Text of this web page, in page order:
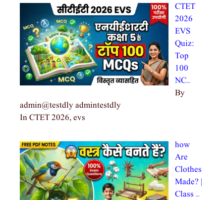
CTET
2026
EVS
Quiz:
Top
100
NC…
By
admin@testdly admintestdly
In CTET 2026, evs
how
Are
Clothes
Made? |
Class …